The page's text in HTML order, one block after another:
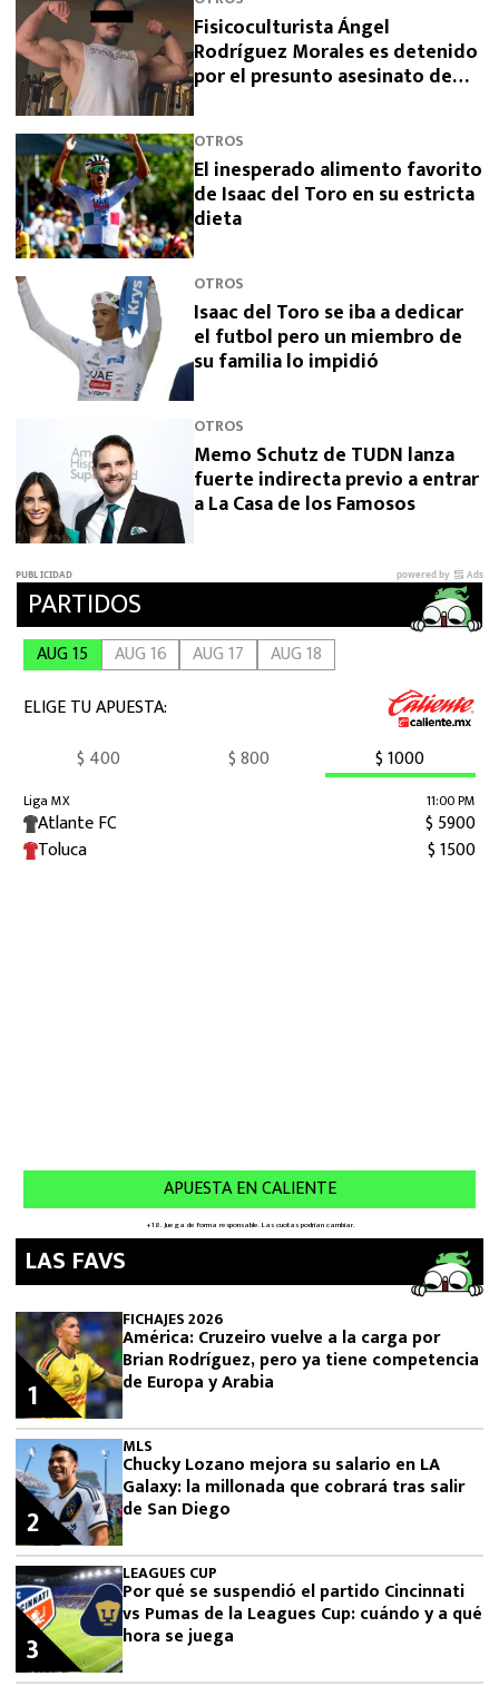
Fisicoculturista Ángel
Rodríguez Morales es detenido
por el presunto asesinato de
OTROS
El inesperado alimento favorito
de Isaac del Toro en su estricta
dieta
OTROS
Isaac del Toro se iba a dedicar
el futbol pero un miembro de
su familia lo impidió
OTROS
Memo Schutz de TUDN lanza
fuerte indirecta previo a entrar
a La Casa de los Famosos
LAS FAVS
FICHAJES 2026
América: Cruzeiro vuelve a la carga por
Brian Rodríguez, pero ya tiene competencia
de Europa y Arabia
1
MLS
Chucky Lozano mejora su salario en LA
Galaxy: la millonada que cobrará tras salir
de San Diego
2
LEAGUES CUP
Por qué se suspendió el partido Cincinnati
vs Pumas de la Leagues Cup: cuándo y a qué
hora se juega
3